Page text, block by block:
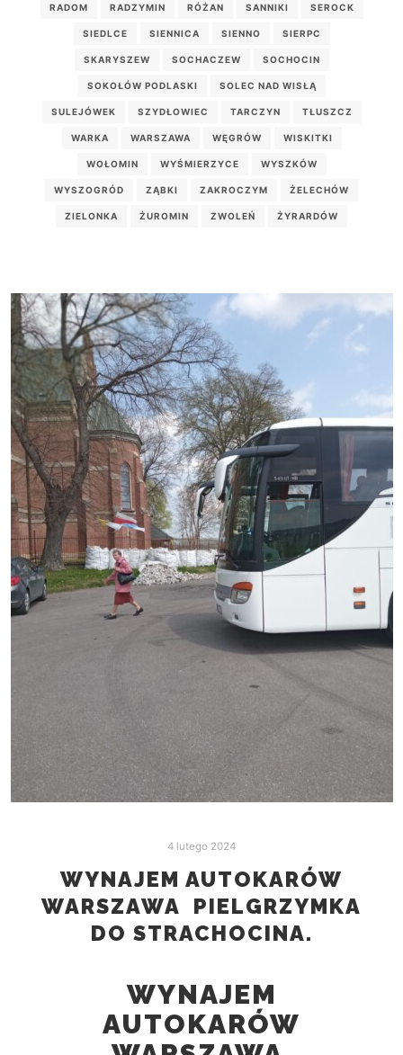
RADOM RADZYMIN RÓŻAN SANNIKI SEROCK
SIEDLCE SIENNICA SIENNO SIERPC
SKARYSZEW SOCHACZEW SOCHOCIN
SOKOŁÓW PODLASKI SOLEC NAD WISŁĄ
SULEJÓWEK SZYDŁOWIEC TARCZYN TŁUSZCZ
WARKA WARSZAWA WĘGRÓW WISKITKI
WOŁOMIN WYŚMIERZYCE WYSZKÓW
WYSZOGRÓD ZĄBKI ZAKROCZYM ŻELECHÓW
ZIELONKA ŻUROMIN ZWOLEŃ ŻYRARDÓW
4 lutego 2024
WYNAJEM AUTOKARÓW
WARSZAWA PIELGRZYMKA
DO STRACHOCINA.
WYNAJEM
AUTOKARÓW